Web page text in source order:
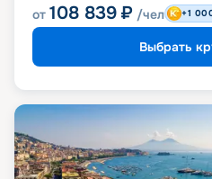
от 108 839 ₽ /чел +1
Выбрать